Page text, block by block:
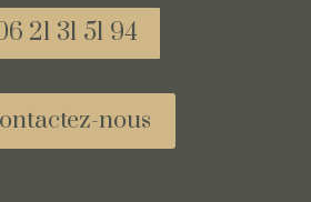
21 31 51 94
nous